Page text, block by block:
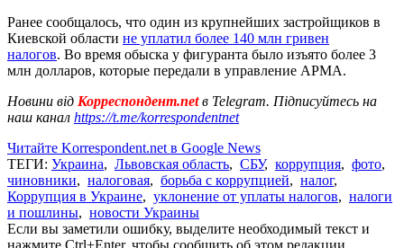
Ранее сообщалось, что один из крупнейших застройщиков в
Киевской области не уплатил более 140 млн гривен
налогов. Во время обыска у фигуранта было изъято более 3
млн долларов, которые передали в управление АРМА.
Новини від Корреспондент.netв Telegram. Підписуйтесь на
наш канал https://t.me/korrespondentnet
Читайте Korrespondent.net в Google News
ТЕГИ: Украина, Львовская область, СБУ, коррупция, фото,
чиновники, налоговая, борьба с коррупцией, налог,
Коррупция в Украине, уклонение от уплаты налогов, налоги
и пошлины, новости Украины
Если вы заметили ошибку, выделите необходимый текст и
нажмите Ctrl+Enter, чтобы сообщить об этом редакции.